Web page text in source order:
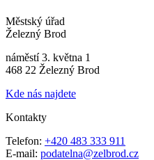
Městský úřad
Železný Brod
náměstí 3. května 1
468 22 Železný Brod
Kde nás najdete
Kontakty
Telefon: +420 483 333 911
E-mail: podatelna@zelbrod.cz